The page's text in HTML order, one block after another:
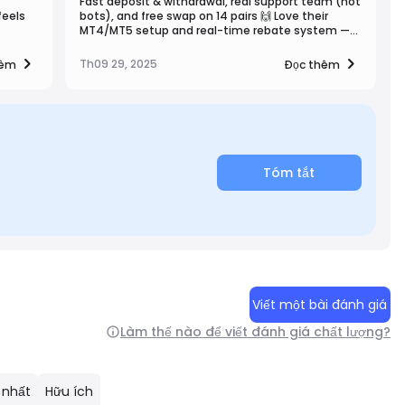
bots), and free swap on 14 pairs 🙌 Love their
MT4/MT5 setup and real-time rebate system —
works really smooth!
Th09 29, 2025 Đọc thêm
Tóm tắt
Viết một bài đánh giá
Làm thế nào để viết đánh giá chất lượng?
Hữu ích